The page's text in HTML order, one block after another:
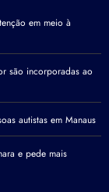
em meio à
são incorporadas ao
autistas em Manaus
e pede mais